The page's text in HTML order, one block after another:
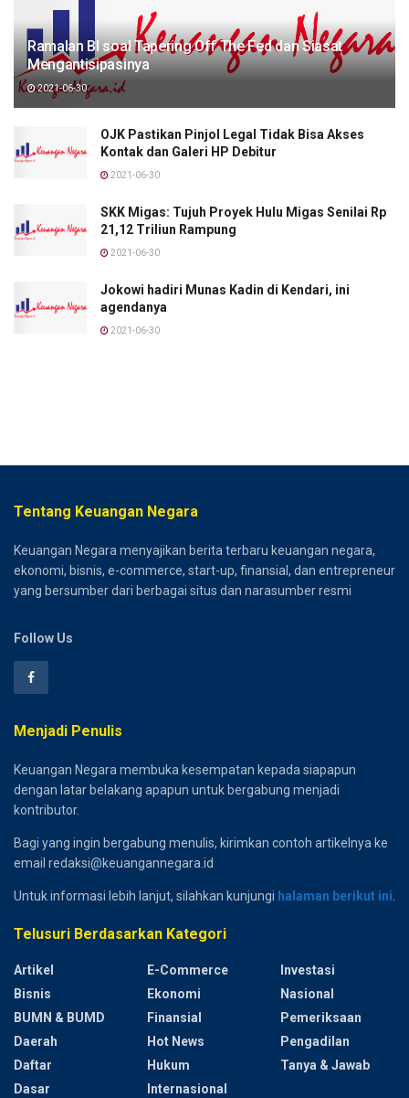
Ramalan BI soal Tapering Off The Fed dan Siasat
Mengantisipasinya
2021-06-30
OJK Pastikan Pinjol Legal Tidak Bisa Akses
Kontak dan Galeri HP Debitur
2021-06-30
SKK Migas: Tujuh Proyek Hulu Migas Senilai Rp
21,12 Triliun Rampung
2021-06-30
Jokowi hadiri Munas Kadin di Kendari, ini
agendanya
2021-06-30
Tentang Keuangan Negara
Keuangan Negara menyajikan berita terbaru keuangan negara,
ekonomi, bisnis, e-commerce, start-up, finansial, dan entrepreneur
yang bersumber dari berbagai situs dan narasumber resmi
Follow Us
Menjadi Penulis
Keuangan Negara membuka kesempatan kepada siapapun
dengan latar belakang apapun untuk bergabung menjadi
kontributor.
Bagi yang ingin bergabung menulis, kirimkan contoh artikelnya ke
email redaksi@keuangannegara.id
Untuk informasi lebih lanjut, silahkan kunjungi halaman berikut ini
Telusuri Berdasarkan Kategori
Artikel
Bisnis
BUMN & BUMD
Daerah
Daftar
Dasar
E-Commerce
Ekonomi
Finansial
Hot News
Hukum
Internasional
Investasi
Nasional
Pemeriksaan
Pengadilan
Tanya & Jawab